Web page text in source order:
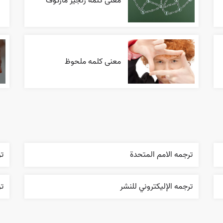
معنی کلمه ملحوظ
ترجمه الامم المتحدة
ترجمه الإليکتروني للنشر